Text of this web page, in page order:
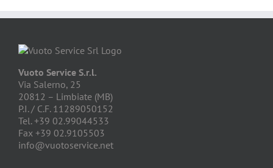
Vuoto Service S.r.l.
Via Salerno, 25
20812 – Limbiate (MB)
P.I. / C.F. 11289050152
Tel. +39 02.99044533
Fax +39 02.9105503
info@vuotoservice.net